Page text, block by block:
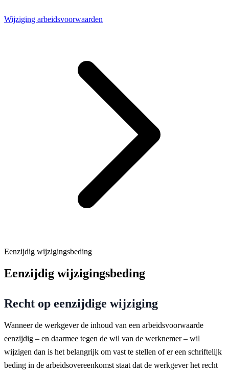
Wijziging arbeidsvoorwaarden
Eenzijdig wijzigingsbeding
Eenzijdig wijzigingsbeding
Recht op eenzijdige wijziging
Wanneer de werkgever de inhoud van een arbeidsvoorwaarde
eenzijdig – en daarmee tegen de wil van de werknemer – wil
wijzigen dan is het belangrijk om vast te stellen of er een schriftelijk
beding in de arbeidsovereenkomst staat dat de werkgever het recht